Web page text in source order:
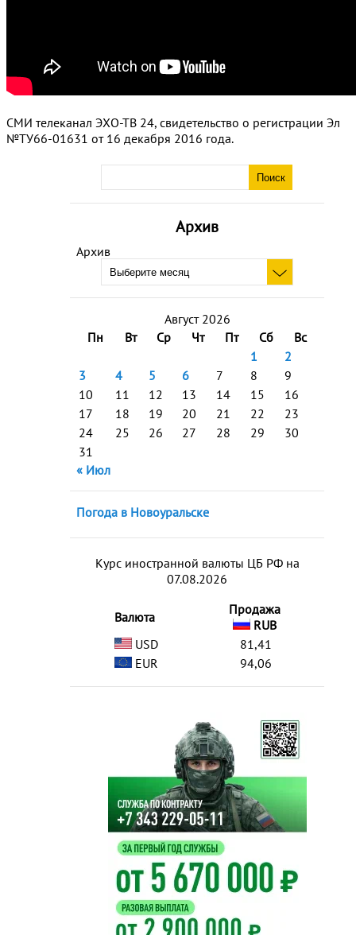
Архив
Архив
Август 2026
Пн
Вт Ср Чт Пт Сб
Вс
1
2
3
4 5 6 7 8
9
10
11 12 13 14 15
16
17
18 19 20 21 22
23
24
25 26 27 28 29
30
31
« Июл
Погода в Новоуральске
Курс иностранной валюты ЦБ РФ на
07.08.2026
Валюта
Продажа
RUB
USD
81,41
EUR
94,06
СМИ телеканал ЭХО-ТВ 24, свидетельство о регистрации Эл
№ТУ66-01631 от 16 декабря 2016 года.